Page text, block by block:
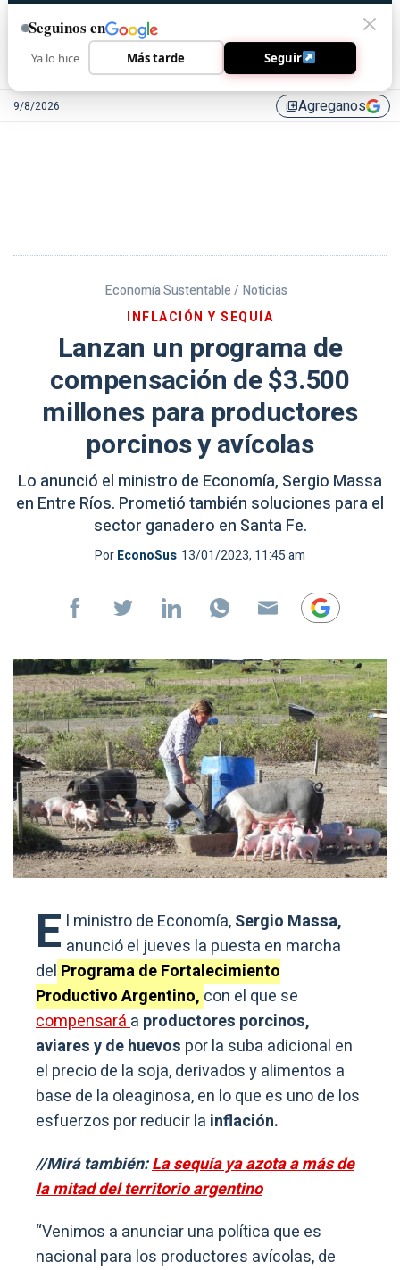
9/8/2026 library_addAgreganos
Economía Sustentable / Noticias
INFLACIÓN Y SEQUÍA
Lanzan un programa de
compensación de $3.500
millones para productores
porcinos y avícolas
Lo anunció el ministro de Economía, Sergio Massa
en Entre Ríos. Prometió también soluciones para el
sector ganadero en Santa Fe.
PorEconoSus 13/01/2023, 11:45 am
E l ministro de Economía,Sergio Massa,
anunció el jueves la puesta en marcha
del Programa de Fortalecimiento
Productivo Argentino, con el que se
compensaráa productores porcinos,
aviares y de huevos por la suba adicional en
el precio de la soja, derivados y alimentos a
base de la oleaginosa, en lo que es uno de los
esfuerzos por reducir la inflación.
//Mirá también:La sequía ya azota a más de
la mitad del territorio argentino
“Venimos a anunciar una política que es
nacional para los productores avícolas, de
Seguinos en
Ya lo hice Más tarde Seguir